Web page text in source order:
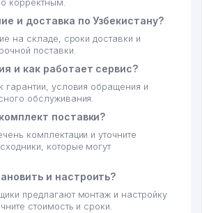
корректным.
и доставка по Узбекистану?
на складе, сроки доставки и
поставки.
и как работает сервис?
гарантии, условия обращения и
обслуживания.
поставки?
комплектации и уточните
которые могут
и настроить?
предлагают монтаж и настройку
стоимость и сроки.